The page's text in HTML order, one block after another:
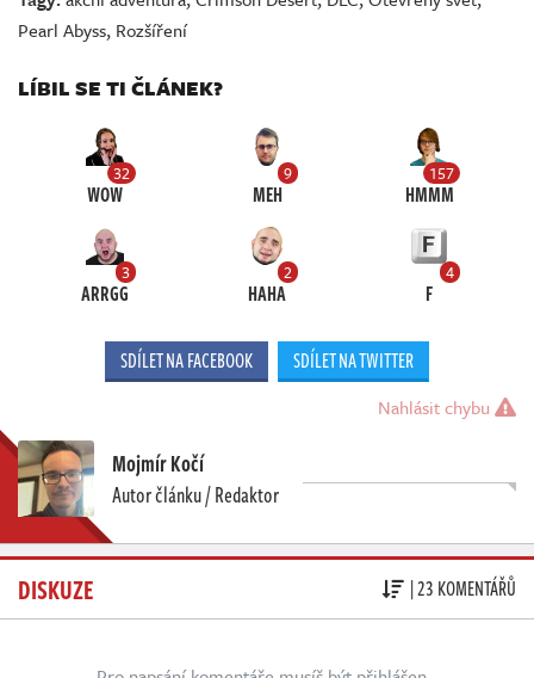
Pearl Abyss, Rozšíření
LÍBIL SE TI ČLÁNEK?
32
WOW
9
MEH
157
HMMM
3
ARRGG
2
HAHA
4
F
SDÍLET NA FACEBOOK SDÍLET NA TWITTER
Nahlásit chybu
Mojmír Kočí
Autor článku / Redaktor
DISKUZE | 23 KOMENTÁŘŮ